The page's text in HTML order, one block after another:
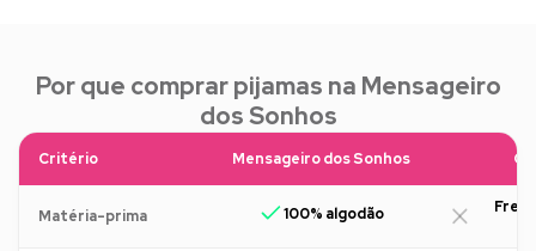
Por que comprar pijamas na Mensageiro
dos Sonhos
Critério Mensageiro dos Sonhos
Matéria-prima 100% algodão